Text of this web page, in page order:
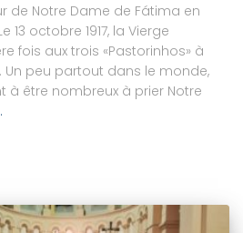
de Notre Dame de Fátima en
13 octobre 1917, la Vierge
fois aux trois «Pastorinhos» à
Un peu partout dans le monde,
à être nombreux à prier Notre